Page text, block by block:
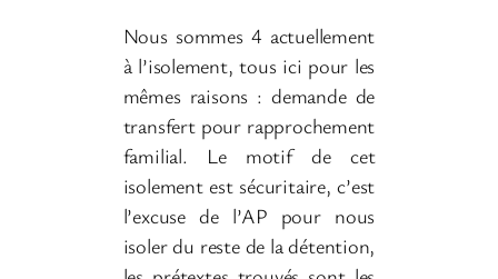
Nous sommes 4 actuellement
à l’isolement, tous ici pour les
mêmes raisons : demande de
transfert pour rapprochement
familial. Le motif de cet
isolement est sécuritaire, c’est
l’excuse de l’AP pour nous
isoler du reste de la détention,